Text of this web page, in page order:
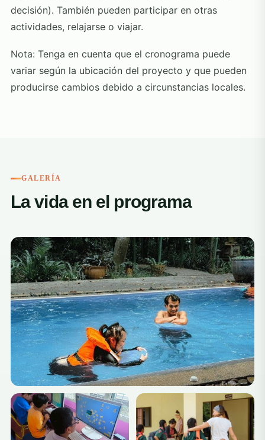
decisión). También pueden participar en otras
actividades, relajarse o viajar.
Nota: Tenga en cuenta que el cronograma puede
variar según la ubicación del proyecto y que pueden
producirse cambios debido a circunstancias locales.
GALERÍA
La vida en el programa